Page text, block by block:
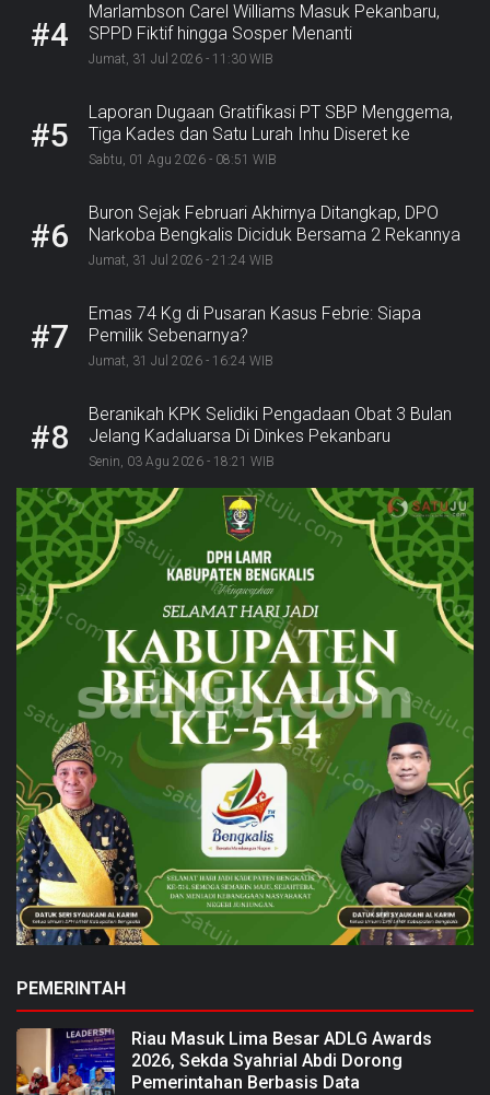
#4
Marlambson Carel Williams Masuk Pekanbaru,
SPPD Fiktif hingga Sosper Menanti
Jumat, 31 Jul 2026 - 11:30 WIB
#5
Laporan Dugaan Gratifikasi PT SBP Menggema,
Tiga Kades dan Satu Lurah Inhu Diseret ke
Kejaksaan
Sabtu, 01 Agu 2026 - 08:51 WIB
#6
Buron Sejak Februari Akhirnya Ditangkap, DPO
Narkoba Bengkalis Diciduk Bersama 2 Rekannya
Jumat, 31 Jul 2026 - 21:24 WIB
#7
Emas 74 Kg di Pusaran Kasus Febrie: Siapa
Pemilik Sebenarnya?
Jumat, 31 Jul 2026 - 16:24 WIB
#8
Beranikah KPK Selidiki Pengadaan Obat 3 Bulan
Jelang Kadaluarsa Di Dinkes Pekanbaru
Senin, 03 Agu 2026 - 18:21 WIB
PEMERINTAH
Riau Masuk Lima Besar ADLG Awards
2026, Sekda Syahrial Abdi Dorong
Pemerintahan Berbasis Data